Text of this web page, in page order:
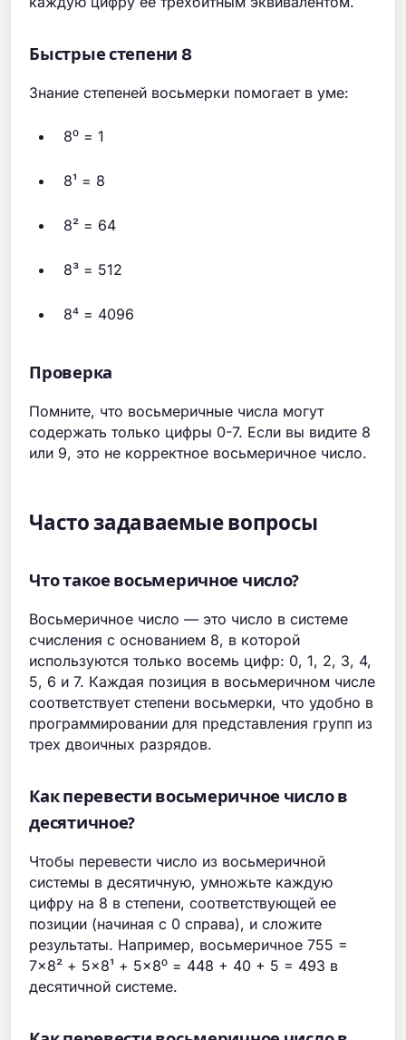
Быстрые степени 8
Знание степеней восьмерки помогает в уме:
8⁰ = 1
8¹ = 8
8² = 64
8³ = 512
8⁴ = 4096
Проверка
Помните, что восьмеричные числа могут
содержать только цифры 0-7. Если вы видите 8
или 9, это не корректное восьмеричное число.
Часто задаваемые вопросы
Что такое восьмеричное число?
Восьмеричное число — это число в системе
счисления с основанием 8, в которой
используются только восемь цифр: 0, 1, 2, 3, 4,
5, 6 и 7. Каждая позиция в восьмеричном числе
соответствует степени восьмерки, что удобно в
программировании для представления групп из
трех двоичных разрядов.
Как перевести восьмеричное число в
десятичное?
Чтобы перевести число из восьмеричной
системы в десятичную, умножьте каждую
цифру на 8 в степени, соответствующей ее
позиции (начиная с 0 справа), и сложите
результаты. Например, восьмеричное 755 =
7×8² + 5×8¹ + 5×8⁰ = 448 + 40 + 5 = 493 в
десятичной системе.